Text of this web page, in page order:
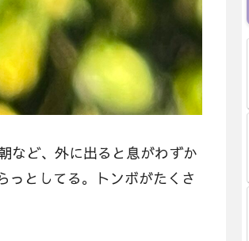
など、外に出ると息がわずか
っとしてる。トンボがたくさ